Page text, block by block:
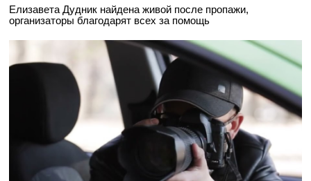
Елизавета Дудник найдена живой после пропажи,
организаторы благодарят всех за помощь